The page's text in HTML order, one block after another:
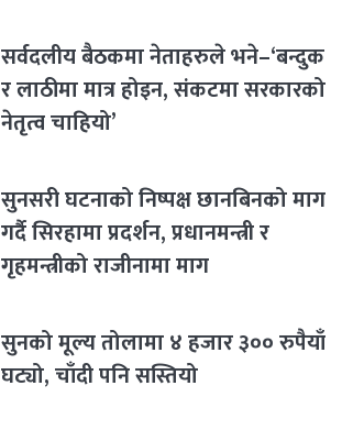
सर्वदलीय बैठकमा नेताहरुले भने–‘बन्दुक
र लाठीमा मात्र होइन, संकटमा सरकारको
नेतृत्व चाहियो’
सुनसरी घटनाको निष्पक्ष छानबिनको माग
गर्दै सिरहामा प्रदर्शन, प्रधानमन्त्री र
गृहमन्त्रीको राजीनामा माग
सुनको मूल्य तोलामा ४ हजार ३०० रुपैयाँ
घट्यो, चाँदी पनि सस्तियो